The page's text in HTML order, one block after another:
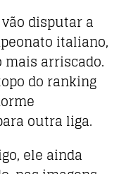
disputar a
italiano,
mais arriscado.
do ranking
outra liga.
ele ainda